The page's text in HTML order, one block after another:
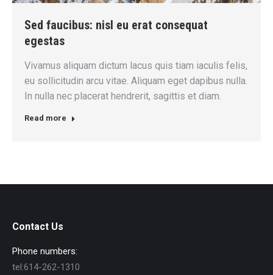
Sed faucibus: nisl eu erat consequat
egestas
Vivamus aliquam dictum lacus quis tiam iaculis felis,
eu sollicitudin arcu vitae. Aliquam eget dapibus nulla.
In nulla nec placerat hendrerit, sagittis et diam.
Read more
Contact Us
Phone numbers:
tel:614-262-1310